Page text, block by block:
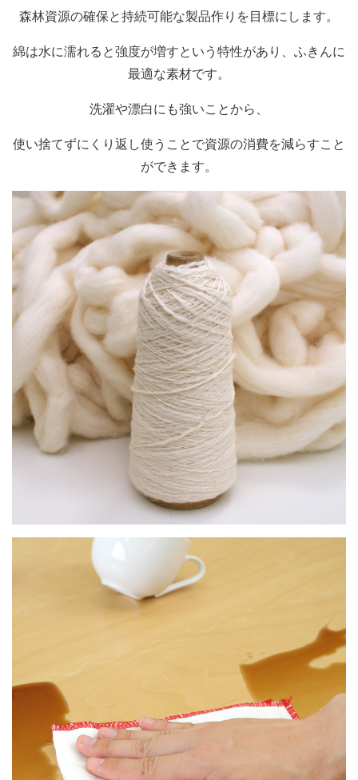
森林資源の確保と持続可能な製品作りを目標にします。
綿は水に濡れると強度が増すという特性があり、ふきんに
最適な素材です。
洗濯や漂白にも強いことから、
使い捨てずにくり返し使うことで資源の消費を減らすこと
ができます。